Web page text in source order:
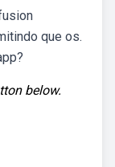
que os.
below.